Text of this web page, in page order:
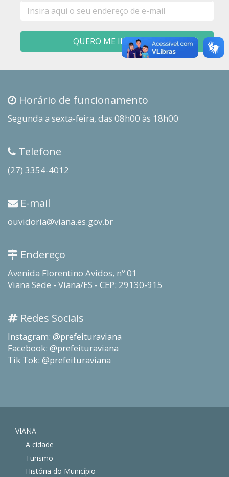
mail
QUERO ME INSCREVER
Horário de funcionamento
Segunda a sexta-feira, das 08h00 às 18h00
Telefone
(27) 3354-4012
E-mail
ouvidoria@viana.es.gov.br
Endereço
Avenida Florentino Avidos, nº 01
Viana Sede - Viana/ES - CEP: 29130-915
Redes Sociais
Instagram: @prefeituraviana
Facebook: @prefeituraviana
Tik Tok: @prefeituraviana
VIANA
A cidade
Turismo
História do Município